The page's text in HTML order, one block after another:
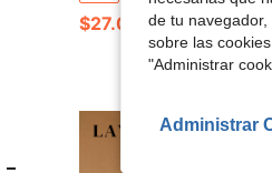
$27.02
de tu
sobre las
"Administrar
Administrar